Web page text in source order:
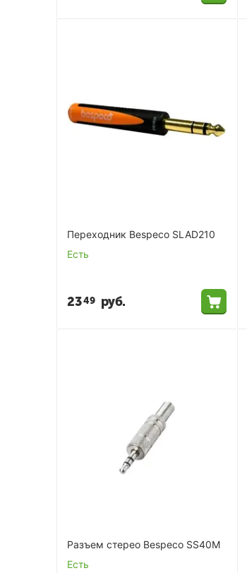
Переходник Bespeco SLAD210
Есть
2349 руб.
Разъем стерео Bespeco SS40M
Есть